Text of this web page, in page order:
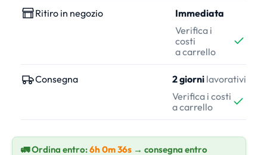
Ritiro in negozio
Immediata
Verifica i
costi
a carrello
Consegna 2 giorni lavorativi
Verifica i costi
a carrello
🚛 Ordina entro:6h 0m 35s→ consegna entro